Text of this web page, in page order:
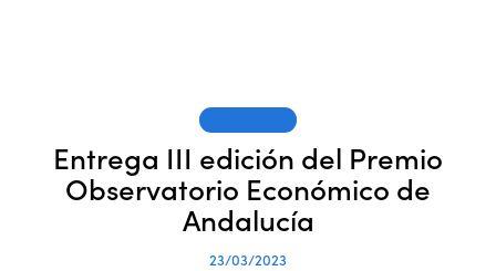
Entrega III edición del Premio
Observatorio Económico de
Andalucía
23/03/2023